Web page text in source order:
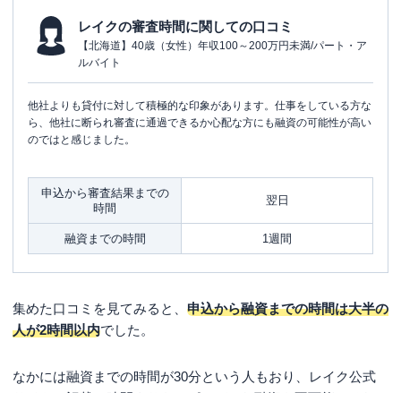
レイクの審査時間に関しての口コミ
【北海道】40歳（女性）年収100～200万円未満/パート・ア
ルバイト
他社よりも貸付に対して積極的な印象があります。仕事をしている方な
ら、他社に断られ審査に通過できるか心配な方にも融資の可能性が高い
のではと感じました。
申込から審査結果までの
時間
翌日
融資までの時間 1週間
集めた口コミを見てみると、 申込から融資までの時間は大半の
人が2時間以内でした。
なかには融資までの時間が30分という人もおり、レイク公式